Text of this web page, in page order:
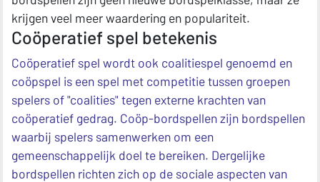
krijgen veel meer waardering en populariteit.
Coöperatief spel betekenis
Coöperatief spel wordt ook coalitiespel genoemd en
coöpspel is een spel met competitie tussen groepen
spelers of "coalities" tegen externe krachten van
coöperatief gedrag. Coöp-bordspellen zijn bordspellen
waarbij spelers samenwerken om een
gemeenschappelijk doel te bereiken. Dergelijke
bordspellen richten zich op de sociale aspecten van